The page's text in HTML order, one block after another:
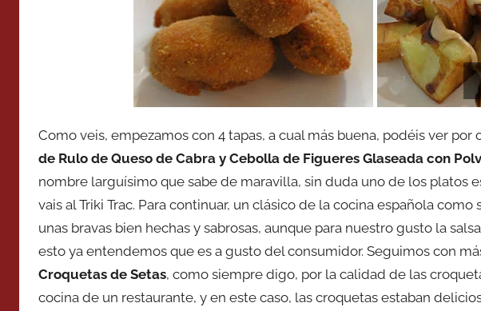
Como veis, empezamos con 4 tapas, a cual más buena, podéis ver por
de Rulo de Queso de Cabra y Cebolla de Figueres Glaseada con
nombre larguísimo que sabe de maravilla, sin duda uno de los platos
vais al Triki Trac. Para continuar, un clásico de la cocina española como
unas bravas bien hechas y sabrosas, aunque para nuestro gusto la
esto ya entendemos que es a gusto del consumidor. Seguimos con
Croquetas de Setas, como siempre digo, por la calidad de las
cocina de un restaurante, y en este caso, las croquetas estaban